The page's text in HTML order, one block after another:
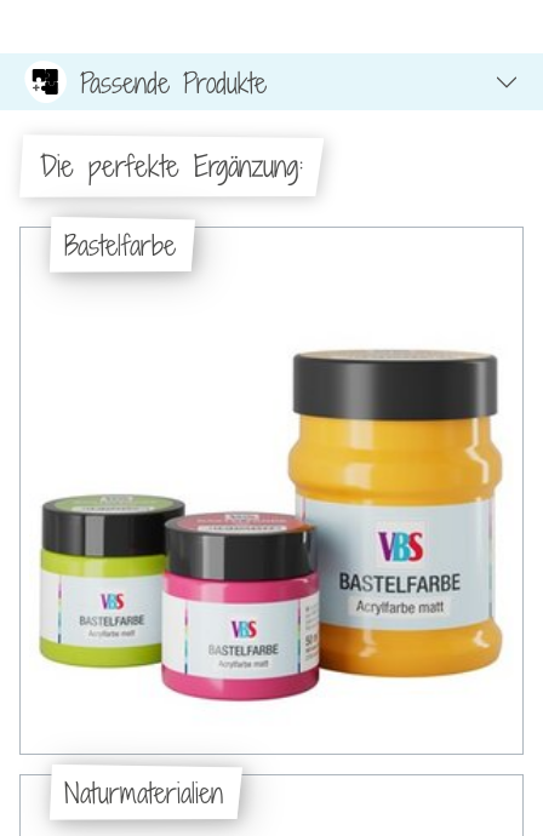
Passende Produkte
Die perfekte Ergänzung:
Bastelfarbe
Naturmaterialien